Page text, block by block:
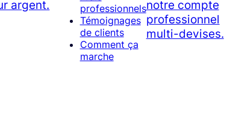
argent.
professionnels
Témoignages
de clients
Comment ça
marche
notre compte
professionnel
multi-devises.